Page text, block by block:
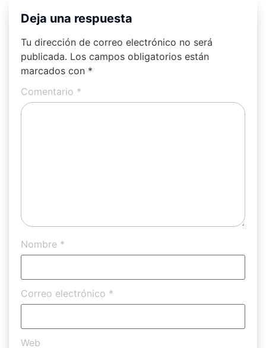
Deja una respuesta
Tu dirección de correo electrónico no será
publicada. Los campos obligatorios están
marcados con *
Comentario *
Nombre *
Correo electrónico *
Web